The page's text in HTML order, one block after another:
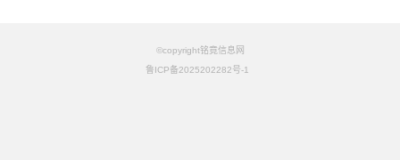
©copyright铭竟信息网
鲁ICP备2025202282号-1